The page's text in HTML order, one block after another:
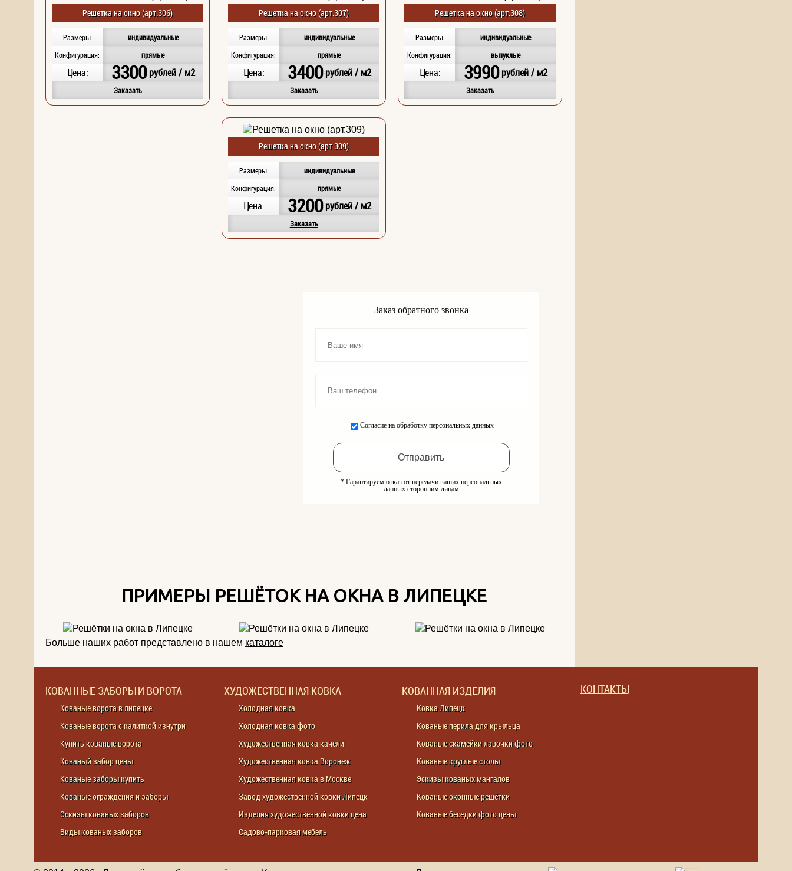
Решетка на окно (арт.306)
Размеры:
индивидуальные
Конфигурация:
прямые
Цена: 3300 рублей / м2
Заказать
Решетка на окно (арт.307)
Размеры:
индивидуальные
Конфигурация:
прямые
Цена: 3400рублей / м2
Заказать
Решетка на окно (арт.308)
Размеры:
индивидуальные
Конфигурация:
выпуклые
Цена: 3990рублей / м2
Заказать
Решетка на окно (арт.309)
Размеры:
индивидуальные
Конфигурация:
прямые
Цена: 3200рублей / м2
Заказать
Заказ обратного звонка
Согласие на обработку персональных данных
* Гарантируем отказ от передачи ваших персональных
данных сторонним лицам
ПРИМЕРЫ РЕШЁТОК НА ОКНА В ЛИПЕЦКЕ
Больше наших работ представлено в нашем каталоге
КОВАННЫЕ ЗАБОРЫ И ВОРОТА
Кованые ворота в липецке
Кованые ворота с калиткой изнутри
Купить кованые ворота
Кованый забор цены
Кованые заборы купить
Кованые ограждения и заборы
Эскизы кованых заборов
Виды кованых заборов
ХУДОЖЕСТВЕННАЯ КОВКА
Холодная ковка
Холодная ковка фото
Художественная ковка качели
Художественная ковка Воронеж
Художественная ковка в Москве
Завод художественной ковки Липецк
Изделия художественной ковки цена
Садово-парковая мебель
КОВАННАЯ ИЗДЕЛИЯ
Ковка Липецк
Кованые перила для крыльца
Кованые скамейки лавочки фото
Кованые круглые столы
Эскизы кованых мангалов
Кованые оконные решётки
Кованые беседки фото цены
КОНТАКТЫ